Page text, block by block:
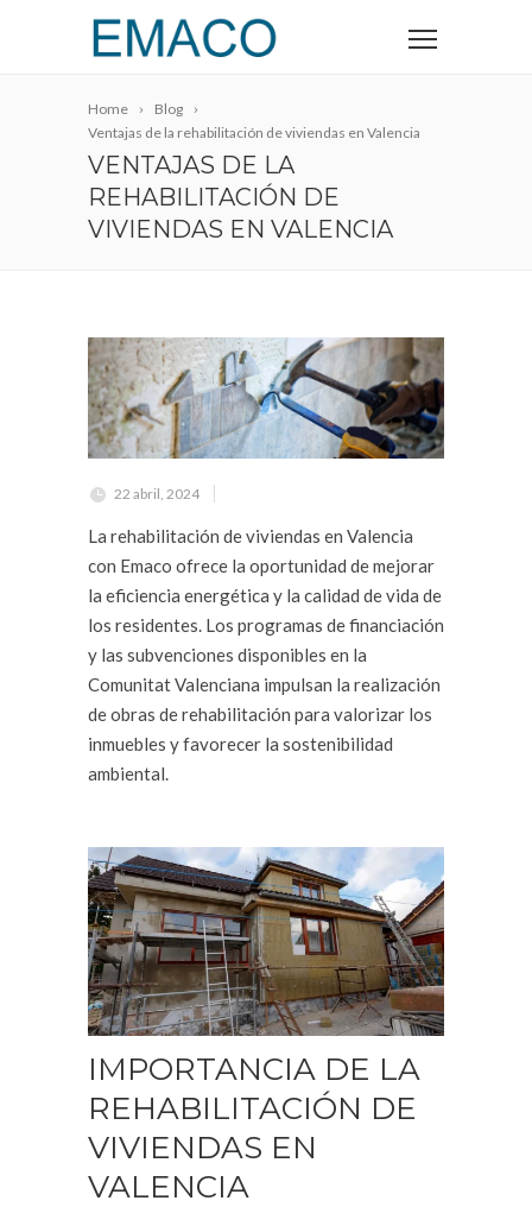
Home
Blog
Ventajas de la rehabilitación de viviendas en Valencia
VENTAJAS DE LA
REHABILITACIÓN DE
VIVIENDAS EN VALENCIA
22 abril, 2024
La rehabilitación de viviendas en Valencia
con Emaco ofrece la oportunidad de mejorar
la eficiencia energética y la calidad de vida de
los residentes. Los programas de financiación
y las subvenciones disponibles en la
Comunitat Valenciana impulsan la realización
de obras de rehabilitación para valorizar los
inmuebles y favorecer la sostenibilidad
ambiental.
IMPORTANCIA DE LA
REHABILITACIÓN DE
VIVIENDAS EN
VALENCIA